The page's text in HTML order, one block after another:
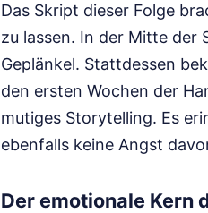
Das Skript dieser Folge
zu lassen. In der Mitte der
Geplänkel. Stattdessen
den ersten Wochen der
mutiges Storytelling. Es
ebenfalls keine Angst
Der emotionale Kern